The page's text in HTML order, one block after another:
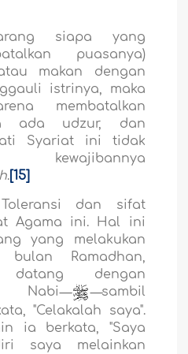
siapa yang
puasanya)
makan dengan
istrinya, maka
membatalkan
ada udzur, dan
Syariat ini tidak
kewajibannya
. [15]
dan sifat
Agama ini. Hal ini
yang melakukan
Ramadhan,
dengan
Nabi— —sambil
"Celakalah saya".
ia berkata, "Saya
saya melainkan